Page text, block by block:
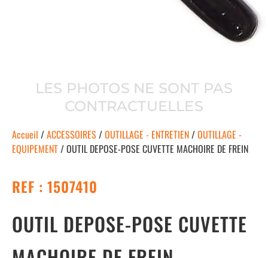
LES PHOTOS NE SONT PAS
CONTRACTUELLES
Accueil /ACCESSOIRES/OUTILLAGE - ENTRETIEN/OUTILLAGE -
EQUIPEMENT/ OUTIL DEPOSE-POSE CUVETTE MACHOIRE DE FREIN
REF : 1507410
OUTIL DEPOSE-POSE CUVETTE